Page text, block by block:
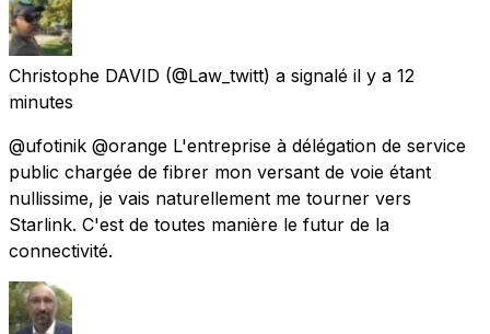
Christophe DAVID (@Law_twitt) a signalé il y a 12
minutes
@ufotinik @orange L'entreprise à délégation de service
public chargée de fibrer mon versant de voie étant
nullissime, je vais naturellement me tourner vers
Starlink. C'est de toutes manière le futur de la
connectivité.